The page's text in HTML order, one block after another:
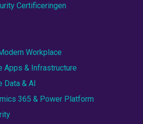
Certificeringen
Workplace
Apps & Infrastructure
Data & AI
365 & Power Platform